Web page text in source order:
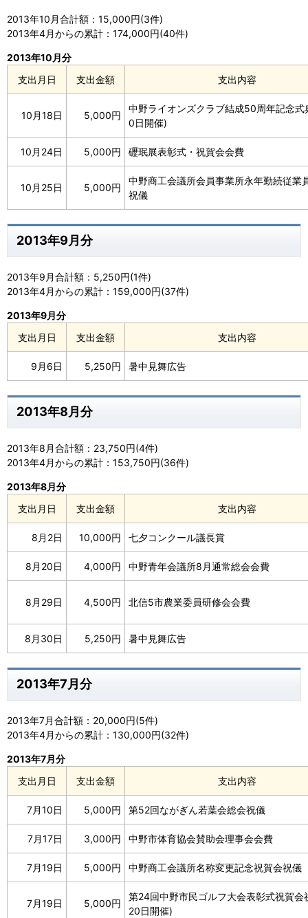
2013年10月合計額：15,000円(3件)
2013年4月からの累計：174,000円(40件)
支出月日 支出金額 支出内容
2013年10月分
10月18日 5,000円
中野ライオンズクラブ結成50周年記念式
0日開催)
10月24日 5,000円 礰珉展表彰式・祝賀会会費
10月25日 5,000円
中野商工会議所会員事業所永年勤続従業
祝儀
2013年9月分
2013年9月合計額：5,250円(1件)
2013年4月からの累計：159,000円(37件)
支出月日 支出金額 支出内容
2013年9月分
9月6日 5,250円 暑中見舞広告
2013年8月分
2013年8月合計額：23,750円(4件)
2013年4月からの累計：153,750円(36件)
支出月日 支出金額 支出内容
2013年8月分
8月2日 10,000円 七夕コンクール議長賞
8月20日 4,000円 中野青年会議所8月通常総会会費
8月29日 4,500円 北信5市農業委員研修会会費
8月30日 5,250円 暑中見舞広告
2013年7月分
2013年7月合計額：20,000円(5件)
2013年4月からの累計：130,000円(32件)
支出月日 支出金額 支出内容
2013年7月分
7月10日 5,000円 第52回ながぎん若葉会総会祝儀
7月17日 3,000円 中野市体育協会賛助会理事会会費
7月19日 5,000円 中野商工会議所名称変更記念祝賀会祝儀
7月19日 5,000円
第24回中野市民ゴルフ大会表彰式祝賀会
20日開催)